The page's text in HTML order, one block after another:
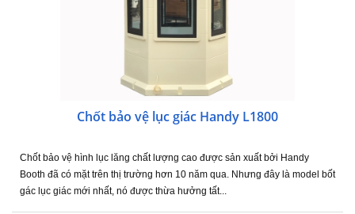
Chốt bảo vệ lục giác Handy L1800
Chốt bảo vệ hình lục lăng chất lượng cao được sản xuất bởi Handy
Booth đã có mặt trên thị trường hơn 10 năm qua. Nhưng đây là model bốt
gác lục giác mới nhất, nó được thừa hưởng tất...